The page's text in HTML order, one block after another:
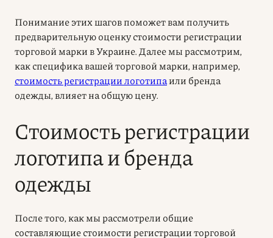
Понимание этих шагов поможет вам получить
предварительную оценку стоимости регистрации
торговой марки в Украине. Далее мы рассмотрим,
как специфика вашей торговой марки, например,
стоимость регистрации логотипаили бренда
одежды, влияет на общую цену.
Стоимость регистрации
логотипа и бренда
одежды
После того, как мы рассмотрели общие
составляющие стоимости регистрации торговой